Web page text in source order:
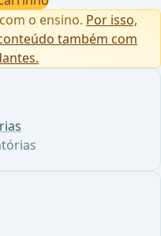
o ensino. Por isso,
também com